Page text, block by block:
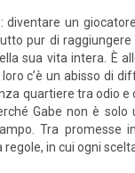
diventare un
pur di
sua vita intera. È
c’è un abisso di
quartiere tra odio e
Gabe non è
Tra promesse
in cui ogni